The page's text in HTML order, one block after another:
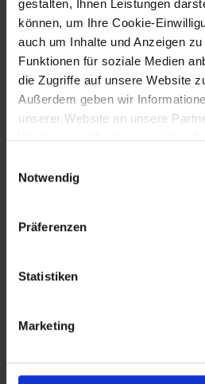
gestalten, Ihnen Leistungen
können, um Ihre Cookie-
auch um Inhalte und Anzeigen
Funktionen für soziale Medien
die Zugriffe auf unsere Website
Außerdem geben wir
unserer Website an unsere
Werbung und Analysen weiter,
gegeben ist, und in denen Sie
effektiv durchsetzen können.
diese Informationen
zusammen, die Sie ihnen
haben.
Notwendig
Präferenzen
Statistiken
Marketing
Großdemonstration
in St. Pölten nach dem
Dompfarrers Prälat
25.9.1993
25.10.1993
5.11.1993
Eröffnung einer HTL für
Automatisierung in